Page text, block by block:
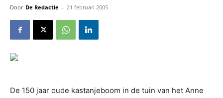
Door De Redactie - 21 februari 2005
De 150 jaar oude kastanjeboom in de tuin van het Anne